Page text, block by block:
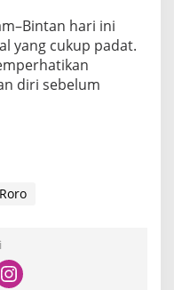
hari ini
yang cukup padat.
diri sebelum